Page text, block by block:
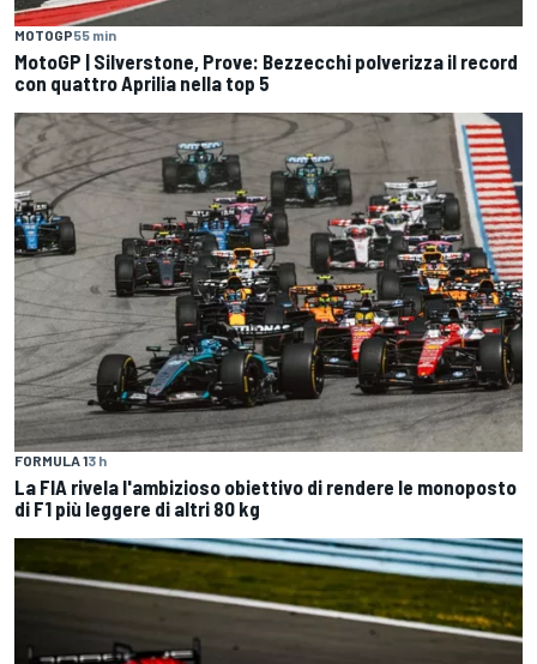
MOTOGP55 min
MotoGP | Silverstone, Prove: Bezzecchi polverizza il record
con quattro Aprilia nella top 5
FORMULA 13 h
La FIA rivela l'ambizioso obiettivo di rendere le monoposto
di F1 più leggere di altri 80 kg